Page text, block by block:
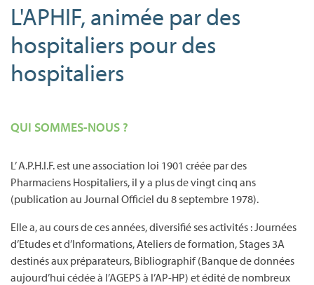
L'APHIF, animée par des
hospitaliers pour des
hospitaliers
QUI SOMMES-NOUS ?
L’ A.P.H.I.F. est une association loi 1901 créée par des
Pharmaciens Hospitaliers, il y a plus de vingt cinq ans
(publication au Journal Officiel du 8 septembre 1978).
Elle a, au cours de ces années, diversifié ses activités : Journées
d’Etudes et d’Informations, Ateliers de formation, Stages 3A
destinés aux préparateurs, Bibliographif (Banque de données
aujourd’hui cédée à l’AGEPS à l’AP-HP) et édité de nombreux